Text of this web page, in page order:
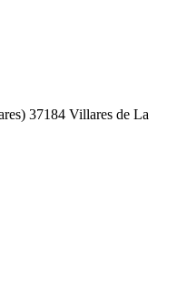
37184 Villares de La